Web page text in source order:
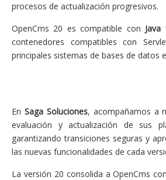
procesos de actualización progresivos.
OpenCms 20 es compatible con
contenedores compatibles con
principales sistemas de bases de datos
En Saga Soluciones, acompañamos a
evaluación y actualización de sus
garantizando transiciones seguras y
las nuevas funcionalidades de cada
La versión 20 consolida a OpenCms